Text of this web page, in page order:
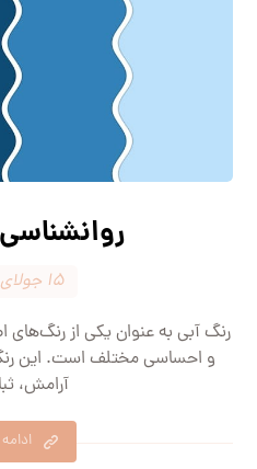
۱۵ جولای ۲۰۲۴
رنگ آبی به عنوان یکی از رنگ‌های
و احساسی مختلف است. این
آرامش،